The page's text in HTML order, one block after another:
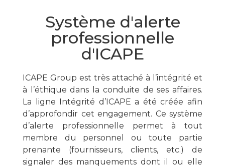
Système d'alerte
professionnelle
d'ICAPE
ICAPE Group est très attaché à l’intégrité et
à l’éthique dans la conduite de ses affaires.
La ligne Intégrité d’ICAPE a été créée afin
d’approfondir cet engagement. Ce système
d’alerte professionnelle permet à tout
membre du personnel ou toute partie
prenante (fournisseurs, clients, etc.) de
signaler des manquements dont il ou elle